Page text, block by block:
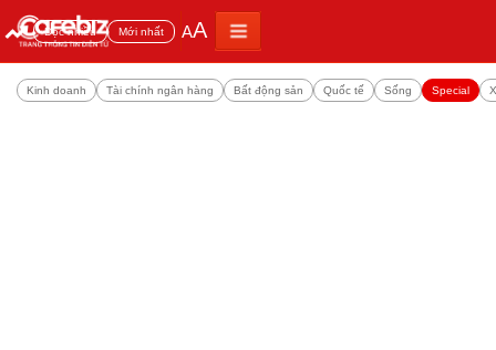
Đọc nhiều Mới nhất AA
Kinh doanh Tài chính ngân hàng Bất động sản Quốc tế Sống Special